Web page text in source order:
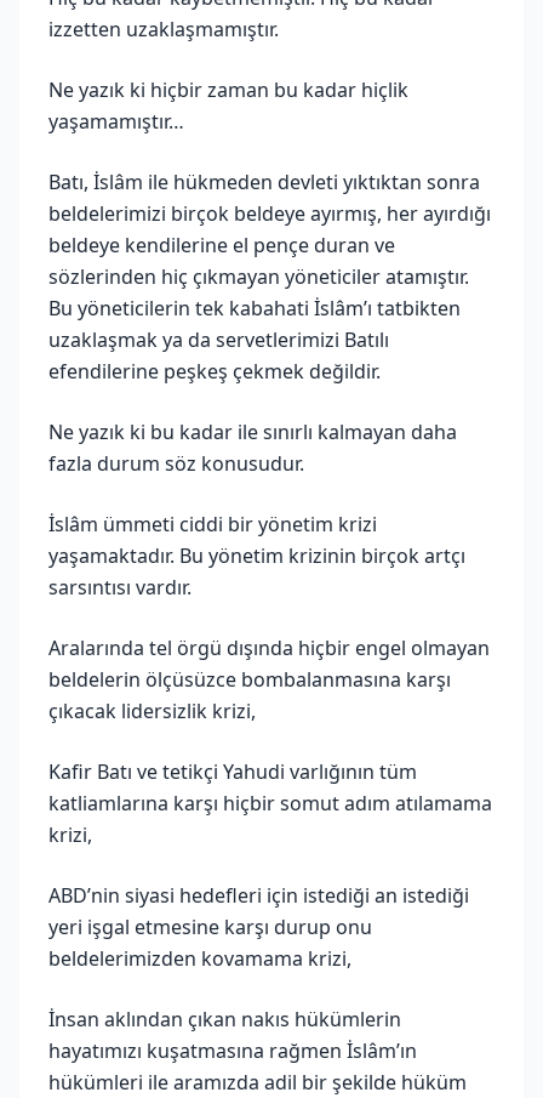
izzetten uzaklaşmamıştır.
Ne yazık ki hiçbir zaman bu kadar hiçlik
yaşamamıştır…
Batı, İslâm ile hükmeden devleti yıktıktan sonra
beldelerimizi birçok beldeye ayırmış, her ayırdığı
beldeye kendilerine el pençe duran ve
sözlerinden hiç çıkmayan yöneticiler atamıştır.
Bu yöneticilerin tek kabahati İslâm’ı tatbikten
uzaklaşmak ya da servetlerimizi Batılı
efendilerine peşkeş çekmek değildir.
Ne yazık ki bu kadar ile sınırlı kalmayan daha
fazla durum söz konusudur.
İslâm ümmeti ciddi bir yönetim krizi
yaşamaktadır. Bu yönetim krizinin birçok artçı
sarsıntısı vardır.
Aralarında tel örgü dışında hiçbir engel olmayan
beldelerin ölçüsüzce bombalanmasına karşı
çıkacak lidersizlik krizi,
Kafir Batı ve tetikçi Yahudi varlığının tüm
katliamlarına karşı hiçbir somut adım atılamama
krizi,
ABD’nin siyasi hedefleri için istediği an istediği
yeri işgal etmesine karşı durup onu
beldelerimizden kovamama krizi,
İnsan aklından çıkan nakıs hükümlerin
hayatımızı kuşatmasına rağmen İslâm’ın
hükümleri ile aramızda adil bir şekilde hüküm